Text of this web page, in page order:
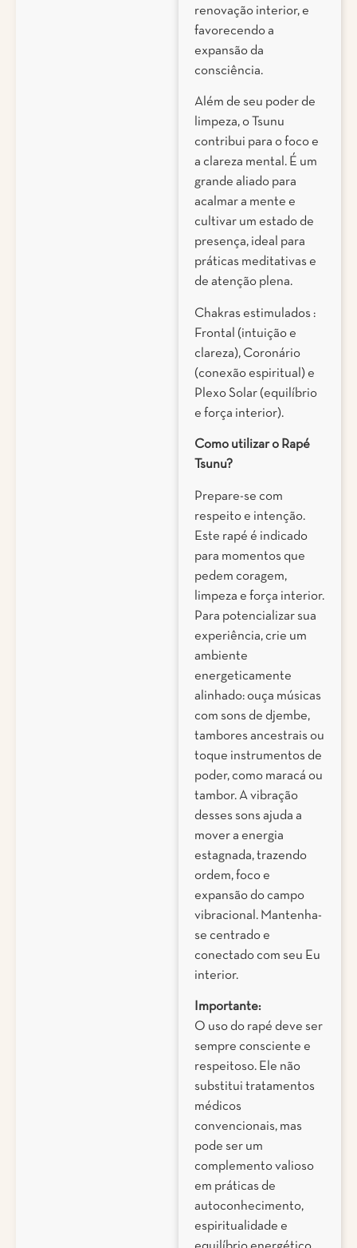
renovação interior, e
favorecendo a
expansão da
consciência.
Além de seu poder de
limpeza, o Tsunu
contribui para o foco e
a clareza mental. É um
grande aliado para
acalmar a mente e
cultivar um estado de
presença, ideal para
práticas meditativas e
de atenção plena.
Chakras estimulados :
Frontal (intuição e
clareza), Coronário
(conexão espiritual) e
Plexo Solar (equilíbrio
e força interior).
Como utilizar o Rapé
Tsunu?
Prepare-se com
respeito e intenção.
Este rapé é indicado
para momentos que
pedem coragem,
limpeza e força interior.
Para potencializar sua
experiência, crie um
ambiente
energeticamente
alinhado: ouça músicas
com sons de djembe,
tambores ancestrais ou
toque instrumentos de
poder, como maracá ou
tambor. A vibração
desses sons ajuda a
mover a energia
estagnada, trazendo
ordem, foco e
expansão do campo
vibracional. Mantenha-
se centrado e
conectado com seu Eu
interior.
Importante:
O uso do rapé deve ser
sempre consciente e
respeitoso. Ele não
substitui tratamentos
médicos
convencionais, mas
pode ser um
complemento valioso
em práticas de
autoconhecimento,
espiritualidade e